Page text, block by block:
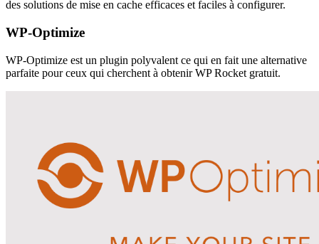
des solutions de mise en cache efficaces et faciles à configurer.
WP-Optimize
WP-Optimize est un plugin polyvalent ce qui en fait une alternative
parfaite pour ceux qui cherchent à obtenir WP Rocket gratuit.